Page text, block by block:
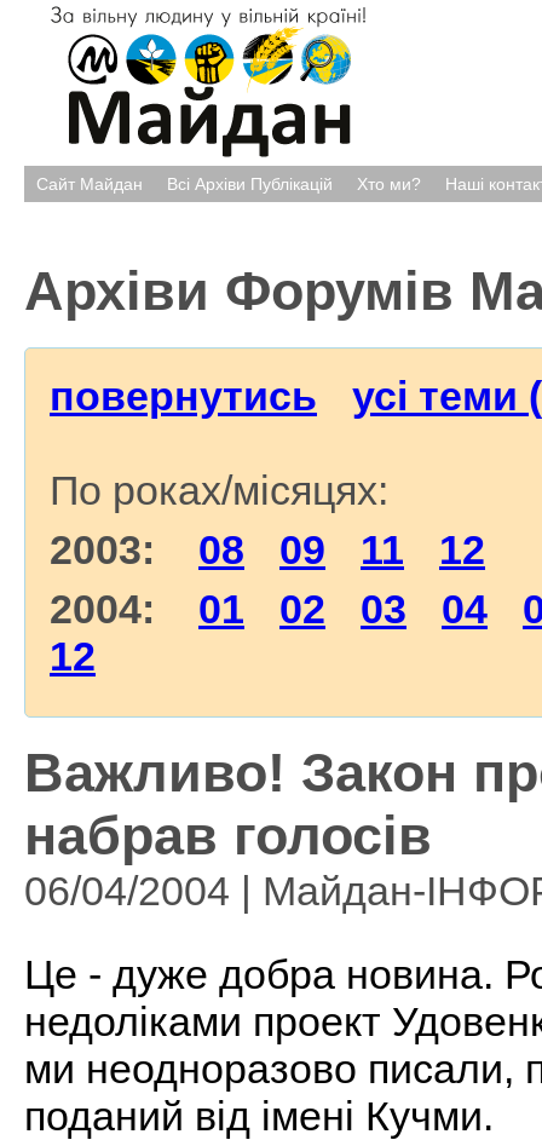
Сайт Майдан Всі Архіви Публікацій Хто ми? Наші
Архіви Форумів
повернутись усі теми
По роках/місяцях:
2003: 08 09 11
12
2004: 01 02 03 04
12
Важливо! Закон
набрав голосів
06/04/2004 | Майдан-
Це - дуже добра новина.
недоліками проект
ми неодноразово писали,
поданий від імені Кучми.